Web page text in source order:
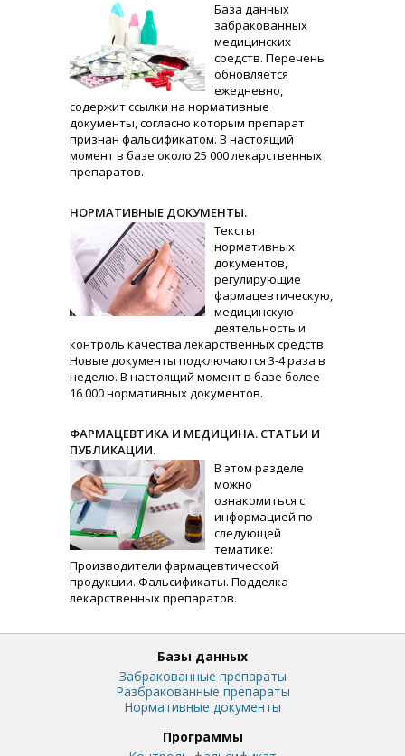
База данных
забракованных
медицинских
средств. Перечень
обновляется
ежедневно,
содержит ссылки на нормативные
документы, согласно которым препарат
признан фальсификатом. В настоящий
момент в базе около 25 000 лекарственных
препаратов.
НОРМАТИВНЫЕ ДОКУМЕНТЫ.
Тексты
нормативных
документов,
регулирующие
фармацевтическую,
медицинскую
деятельность и
контроль качества лекарственных средств.
Новые документы подключаются 3-4 раза в
неделю. В настоящий момент в базе более
16 000 нормативных документов.
ФАРМАЦЕВТИКА И МЕДИЦИНА. СТАТЬИ И
ПУБЛИКАЦИИ.
В этом разделе
можно
ознакомиться с
информацией по
следующей
тематике:
Производители фармацевтической
продукции. Фальсификаты. Подделка
лекарственных препаратов.
Базы данных
Забракованные препараты
Разбракованные препараты
Нормативные документы
Программы